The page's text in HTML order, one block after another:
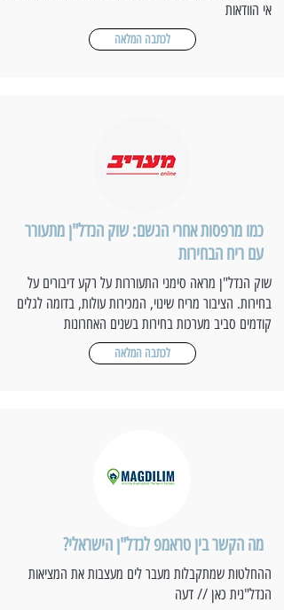
אי הוודאות
לכתבה המלאה
כמו מרפסות אחרי הגשם: שוק הנדל"ן מתעורר
עם ריח הבחירות
שוק הנדל"ן מראה סימני התעוררות על רקע דיבורים על
בחירות. הציבור מריח שינוי, המכירות עולות, בדומה לגלים
קודמים סביב מערכות בחירות בשנים האחרונות
לכתבה המלאה
מה הקשר בין טראמפ לנדל"ן הישראלי?
ההחלטות שמתקבלות מעבר לים מעצבות את המציאות
הנדל"נית כאן // דעה